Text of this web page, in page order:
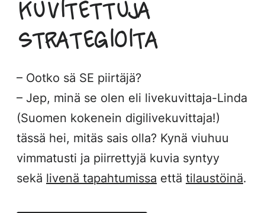
kuvitettuja
strategioita
– Ootko sä SE piirtäjä?
– Jep, minä se olen eli livekuvittaja-Linda
(Suomen kokenein digilivekuvittaja!)
tässä hei, mitäs sais olla? Kynä viuhuu
vimmatusti ja piirrettyjä kuvia syntyy
sekä livenä tapahtumissa että tilaustöinä.